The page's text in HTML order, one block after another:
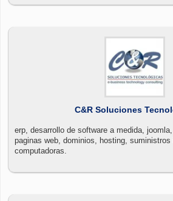
C&R Soluciones
erp, desarrollo de software a medida,
paginas web, dominios, hosting,
computadoras.